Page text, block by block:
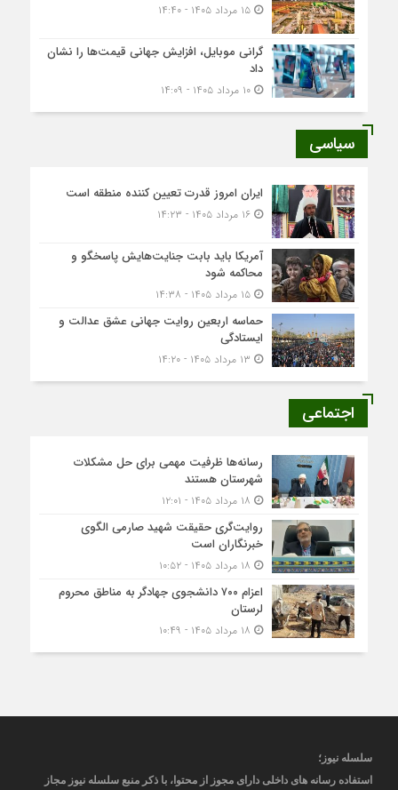
۱۵ مرداد ۱۴۰۵ - ۱۴:۴۰
گرانی موبایل، افزایش جهانی قیمت‌ها را نشان
داد
۱۰ مرداد ۱۴۰۵ - ۱۴:۰۹
سیاسی
ایران امروز قدرت تعیین کننده منطقه است
۱۶ مرداد ۱۴۰۵ - ۱۴:۲۳
آمریکا باید بابت جنایت‌هایش پاسخگو و
محاکمه شود
۱۵ مرداد ۱۴۰۵ - ۱۴:۳۸
حماسه اربعین روایت جهانی عشق عدالت و
ایستادگی
اجتماعی
رسانه‌ها ظرفیت مهمی برای حل مشکلات
شهرستان هستند
روایت‌گری حقیقت شهید صارمی الگوی
خبرنگاران است
اعزام ۷۰۰ دانشجوی جهادگر به مناطق محروم
لرستان
سلسله نیوز؛
استفاده رسانه های داخلی دارای مجوز از محتوا، با ذکر منبع سلسله نیوز مجاز